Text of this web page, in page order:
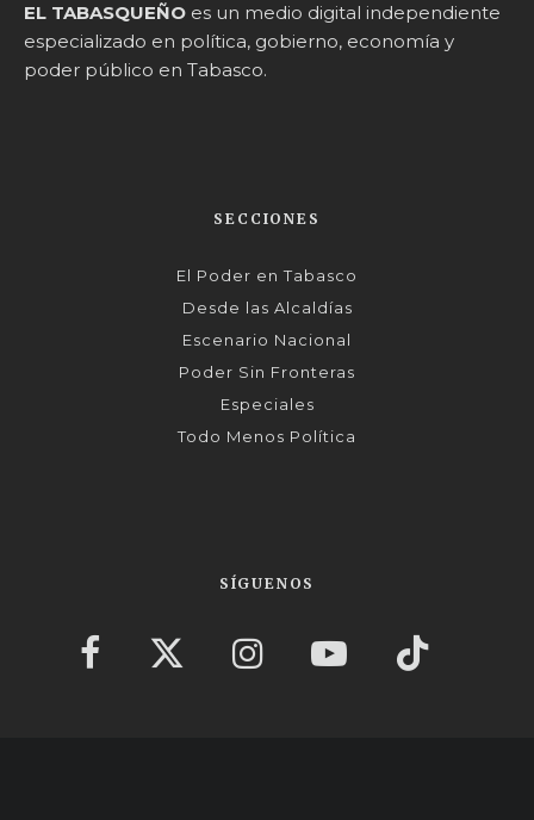
EL TABASQUEÑO es un medio digital independiente
especializado en política, gobierno, economía y
poder público en Tabasco.
SECCIONES
El Poder en Tabasco
Desde las Alcaldías
Escenario Nacional
Poder Sin Fronteras
Especiales
Todo Menos Política
SÍGUENOS